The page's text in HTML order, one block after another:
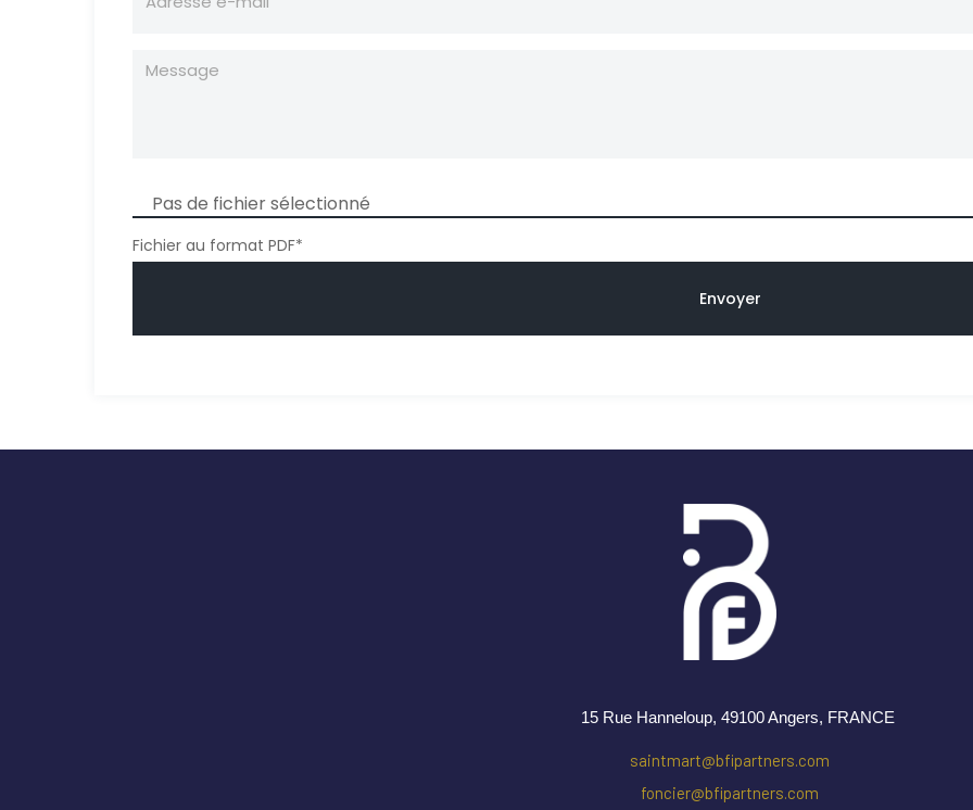
Pas de fichier sélectionné
Fichier au format PDF*
Envoyer
15 Rue Hanneloup, 49100 Angers, FRANCE
saintmart@bfipartners.com
foncier@bfipartners.com